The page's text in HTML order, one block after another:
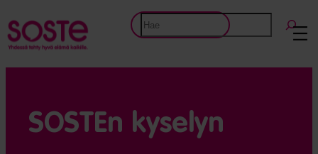
Etsi
SOSTEn kyselyn